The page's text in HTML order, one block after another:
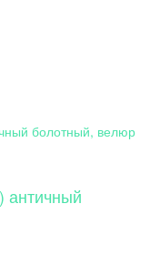
античный